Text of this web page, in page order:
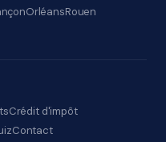
OrléansRouen
Crédit d'impôt
Contact